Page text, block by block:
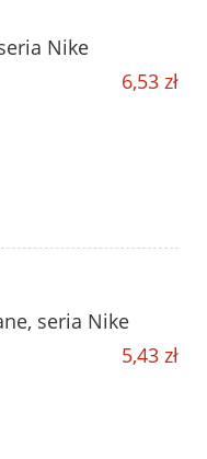
Nike
6,53 zł
seria Nike
5,43 zł